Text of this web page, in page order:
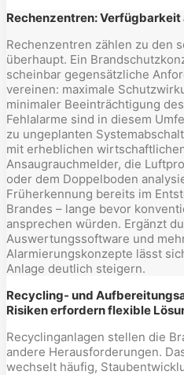
Rechenzentren: Verfügbarkeit
Rechenzentren zählen zu den
überhaupt. Ein
scheinbar gegensätzliche
vereinen: maximale
minimaler Beeinträchtigung
Fehlalarme sind in diesem
zu ungeplanten
mit erheblichen
Ansaugrauchmelder, die
oder dem Doppelboden
Früherkennung bereits im
Brandes – lange bevor
ansprechen würden. Ergänzt
Auswertungssoftware und
Alarmierungskonzepte lässt
Anlage deutlich steigern.
Recycling- und
Risiken erfordern flexible
Recyclinganlagen stellen die
andere Herausforderungen.
wechselt häufig,